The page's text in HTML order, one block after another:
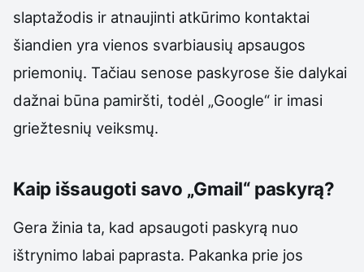
slaptažodis ir atnaujinti atkūrimo kontaktai
šiandien yra vienos svarbiausių apsaugos
priemonių. Tačiau senose paskyrose šie dalykai
dažnai būna pamiršti, todėl „Google“ ir imasi
griežtesnių veiksmų.
Kaip išsaugoti savo „Gmail“ paskyrą?
Gera žinia ta, kad apsaugoti paskyrą nuo
ištrynimo labai paprasta. Pakanka prie jos